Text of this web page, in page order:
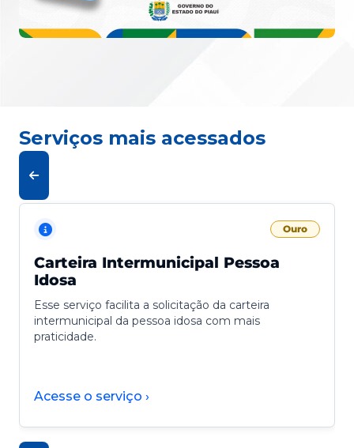
Serviços mais acessados
Ouro
Carteira Intermunicipal Pessoa
Idosa
Esse serviço facilita a solicitação da carteira
intermunicipal da pessoa idosa com mais
praticidade.
Acesse o serviço ›